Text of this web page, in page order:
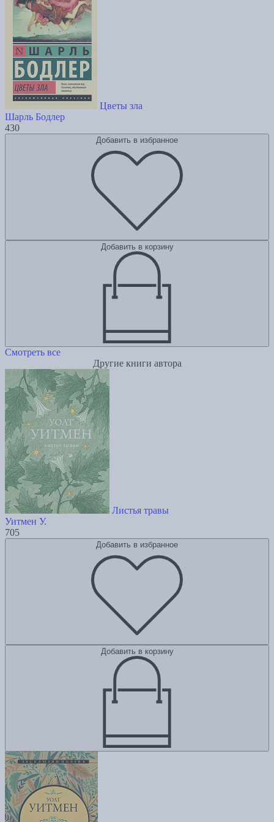
Цветы зла
Шарль Бодлер
430
Добавить в избранное
Добавить в корзину
Смотреть все
Другие книги автора
Листья травы
Уитмен У.
705
Добавить в избранное
Добавить в корзину